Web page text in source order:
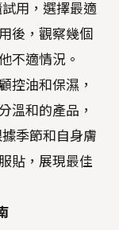
用，選擇最適
後，觀察幾個
不適情況。
控油和保濕，
溫和的產品，
季節和自身膚
貼，展現最佳